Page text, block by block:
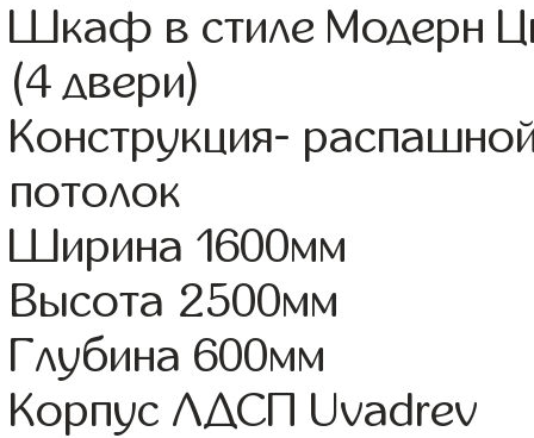
Шкаф в стиле Модерн
(4 двери)
Конструкция-
потолок
Ширина 1600мм
Высота 2500мм
Глубина 600мм
Корпус ЛДСП Uvadrev